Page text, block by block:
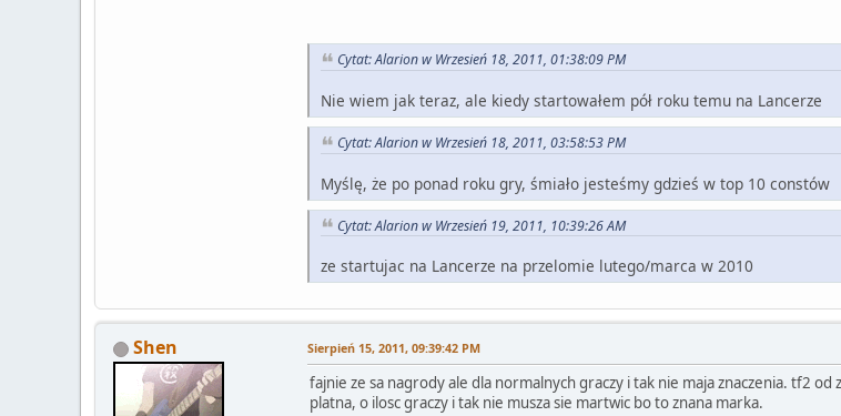
Cytat: Alarion w Wrzesień 18, 2011, 01:38:09 PM
Nie wiem jak teraz, ale kiedy startowałem pół roku temu na Lancerze
Cytat: Alarion w Wrzesień 18, 2011, 03:58:53 PM
Myślę, że po ponad roku gry, śmiało jesteśmy gdzieś w top 10 constów
Cytat: Alarion w Wrzesień 19, 2011, 10:39:26 AM
ze startujac na Lancerze na przelomie lutego/marca w 2010
Shen Sierpień 15, 2011, 09:39:42 PM
fajnie ze sa nagrody ale dla normalnych graczy i tak nie maja znaczenia. tf2
platna, o ilosc graczy i tak nie musza sie martwic bo to znana marka.